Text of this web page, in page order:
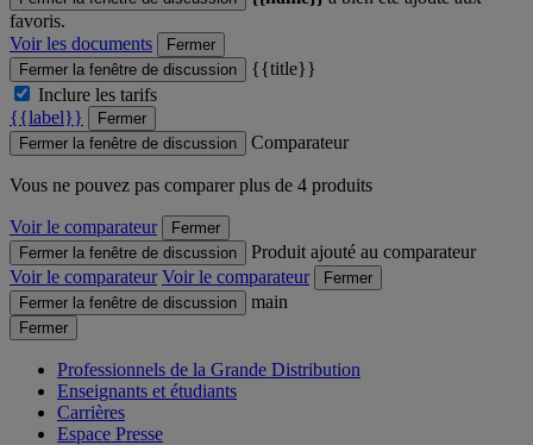
favoris.
Voir les documents
Fermer
Fermer la fenêtre de discussion
{{title}}
Inclure les tarifs
{{label}}
Fermer
Fermer la fenêtre de discussion
Comparateur
Vous ne pouvez pas comparer plus de 4 produits
Voir le comparateur
Fermer
Fermer la fenêtre de discussion
Produit ajouté au comparateur
Voir le comparateur Voir le comparateur
Fermer
Fermer la fenêtre de discussion
main
Fermer
Professionnels de la Grande Distribution
Enseignants et étudiants
Carrières
Espace Presse